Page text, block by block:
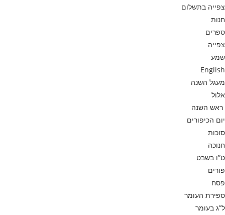
צפייה בתשלום
חנות
ספרים
צפייה
שמע
English
מעגל השנה
אלול
ראש השנה
יום הכיפורים
סוכות
חנוכה
ט”ו בשבט
פורים
פסח
ספירת העומר
ל”ג בעומר